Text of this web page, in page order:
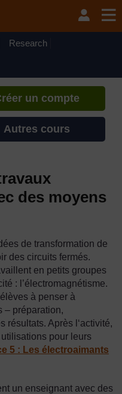
Research
un compte, vous
un profil
un compte
Autres cours
des moyens
de transformation de
des circuits fermés.
en petits groupes
: l’électromagnétisme.
à penser à
– préparation,
résultats. Après l‘activité,
pour leurs
5 : Les électroaimants
un enseignant avec des